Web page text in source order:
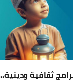
برامج ثقافية ودينية..